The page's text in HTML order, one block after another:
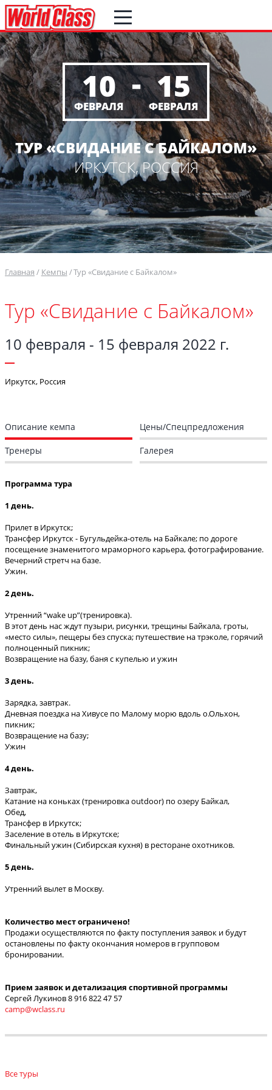
10
ФЕВРАЛЯ
- 15
ФЕВРАЛЯ
ТУР «СВИДАНИЕ С БАЙКАЛОМ»
ИРКУТСК, РОССИЯ
Главная Кемпы Тур «Свидание с Байкалом»
Тур «Свидание с Байкалом»
10 февраля - 15 февраля 2022 г.
Иркутск, Россия
Описание кемпа Цены/Спецпредложения
Тренеры Галерея
Программа тура
1 день.
Прилет в Иркутск;
Трансфер Иркутск - Бугульдейка-отель на Байкале; по дороге
посещение знаменитого мраморного карьера, фотографирование.
Вечерний стретч на базе.
Ужин.
2 день.
Утренний “wake up”(тренировка).
В этот день нас ждут пузыри, рисунки, трещины Байкала, гроты,
«место силы», пещеры без спуска; путешествие на трэколе, горячий
полноценный пикник;
Возвращение на базу, баня с купелью и ужин
3 день.
Зарядка, завтрак.
Дневная поездка на Хивусе по Малому морю вдоль о.Ольхон,
пикник;
Возвращение на базу;
Ужин
4 день.
Завтрак,
Катание на коньках (тренировка outdoor) по озеру Байкал,
Обед,
Трансфер в Иркутск;
Заселение в отель в Иркутске;
Финальный ужин (Сибирская кухня) в ресторане охотников.
5 день.
Утренний вылет в Москву.
Количество мест ограничено!
Продажи осуществляются по факту поступления заявок и будут
остановлены по факту окончания номеров в групповом
бронировании.
Прием заявок и детализация спортивной программы
Сергей Лукинов 8 916 822 47 57
camp@wclass.ru
Все туры